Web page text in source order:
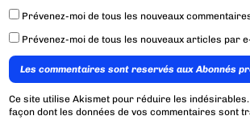
Prévenez-moi de tous les nouveaux
Prévenez-moi de tous les nouveaux articles par
Les commentaires sont reservés aux Abonnés
Ce site utilise Akismet pour réduire les indésirables.
façon dont les données de vos commentaires sont